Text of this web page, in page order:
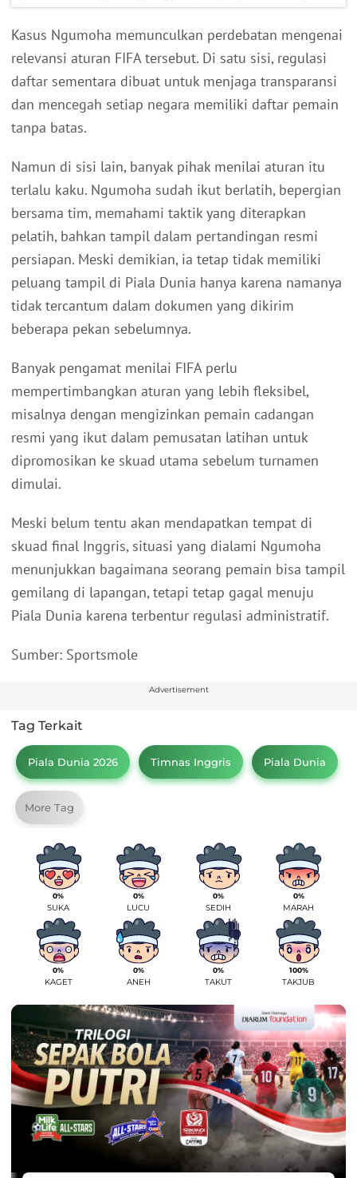
Kasus Ngumoha memunculkan perdebatan mengenai
relevansi aturan FIFA tersebut. Di satu sisi, regulasi
daftar sementara dibuat untuk menjaga transparansi
dan mencegah setiap negara memiliki daftar pemain
tanpa batas.
Namun di sisi lain, banyak pihak menilai aturan itu
terlalu kaku. Ngumoha sudah ikut berlatih, bepergian
bersama tim, memahami taktik yang diterapkan
pelatih, bahkan tampil dalam pertandingan resmi
persiapan. Meski demikian, ia tetap tidak memiliki
peluang tampil di Piala Dunia hanya karena namanya
tidak tercantum dalam dokumen yang dikirim
beberapa pekan sebelumnya.
Banyak pengamat menilai FIFA perlu
mempertimbangkan aturan yang lebih fleksibel,
misalnya dengan mengizinkan pemain cadangan
resmi yang ikut dalam pemusatan latihan untuk
dipromosikan ke skuad utama sebelum turnamen
dimulai.
Meski belum tentu akan mendapatkan tempat di
skuad final Inggris, situasi yang dialami Ngumoha
menunjukkan bagaimana seorang pemain bisa tampil
gemilang di lapangan, tetapi tetap gagal menuju
Piala Dunia karena terbentur regulasi administratif.
Sumber: Sportsmole
Advertisement
Tag Terkait
Piala Dunia 2026 Timnas Inggris Piala Dunia
More Tag
0%
SUKA
0%
LUCU
0%
SEDIH
0%
MARAH
0%
KAGET
0%
ANEH
0%
TAKUT
100%
TAKJUB